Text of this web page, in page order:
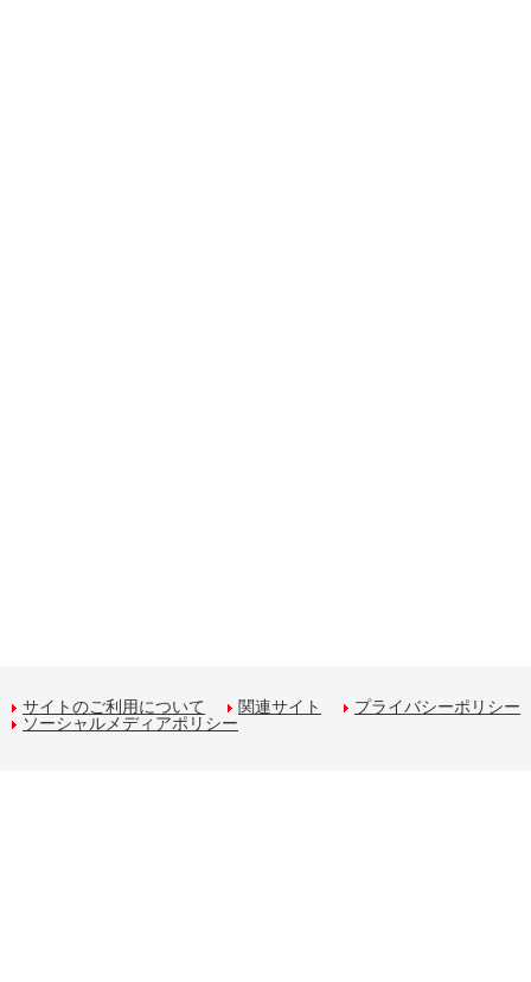
サイトのご利用について 関連サイト
プライバシーポリシー
ソーシャルメディアポリシー